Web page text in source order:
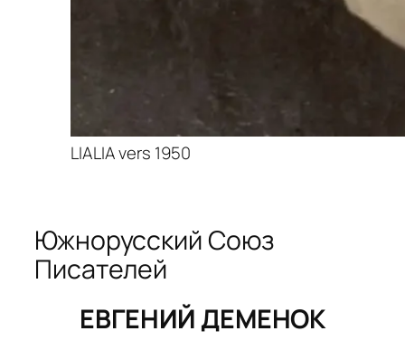
LIALIA vers 1950
Южнорусский Союз
Писателей
ЕВГЕНИЙ ДЕМЕНОК